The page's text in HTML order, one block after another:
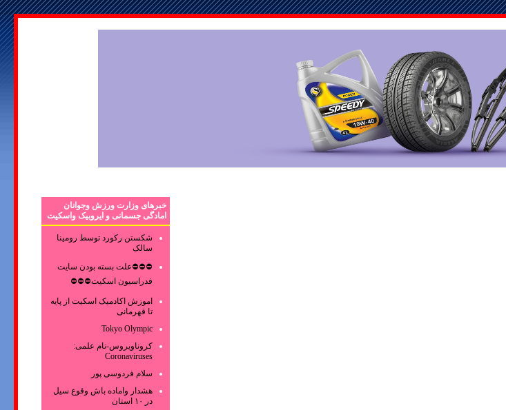
خبرهای وزارت ورزش وجوانان
امادگی جسمانی و ایروبیک واسکیت
شکستن رکورد توسط رومینا
سالک
⛔⛔⛔علت بسته بودن سایت
فدراسیون اسکیت⛔⛔⛔
اموزش اکادمیک اسکیت از پایه
تا قهرمانی
Tokyo Olympic
کروناویروس‌-نام علمی:
Coronaviruses
سلام فردوسی پور
هشدار واماده باش وقوع سیل
در ۱۰ استان